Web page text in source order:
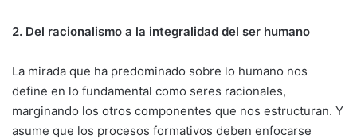
2. Del racionalismo a la integralidad del ser humano
La mirada que ha predominado sobre lo humano nos
define en lo fundamental como seres racionales,
marginando los otros componentes que nos estructuran. Y
asume que los procesos formativos deben enfocarse